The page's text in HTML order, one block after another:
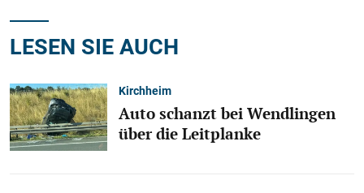
LESEN SIE AUCH
Kirchheim
Auto schanzt bei Wendlingen
über die Leitplanke